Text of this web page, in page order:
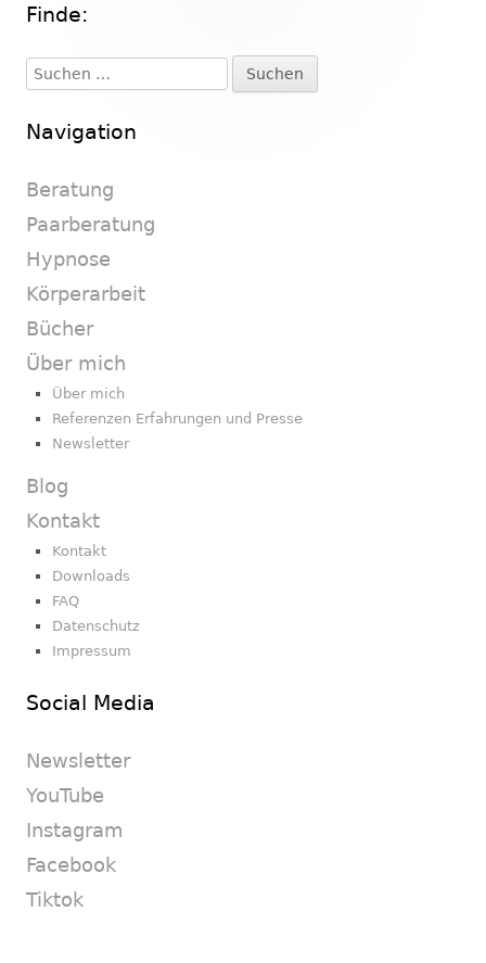
Haupt-
Seitenleiste
Finde:
Suchen
nach:
Navigation
Beratung
Paarberatung
Hypnose
Körperarbeit
Bücher
Über mich
Über mich
Referenzen Erfahrungen und Presse
Newsletter
Blog
Kontakt
Kontakt
Downloads
FAQ
Datenschutz
Impressum
Social Media
Newsletter
YouTube
Instagram
Facebook
Tiktok